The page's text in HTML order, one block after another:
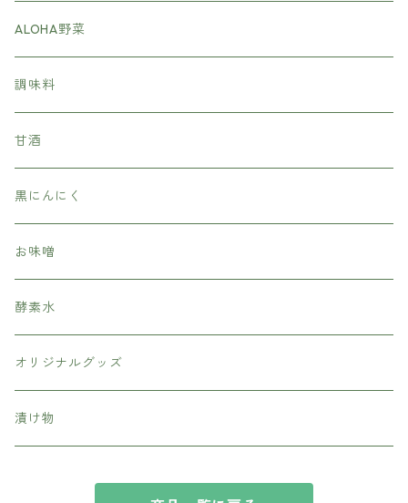
ALOHA野菜
調味料
甘酒
黒にんにく
お味噌
酵素水
オリジナルグッズ
漬け物